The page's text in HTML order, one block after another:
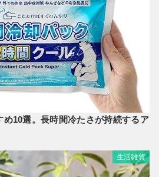
10選。長時間冷たさが持続するア
生活雑貨